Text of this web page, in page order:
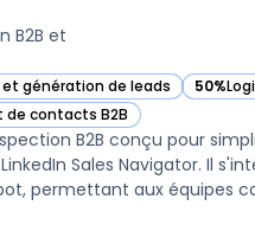
B2B et
génération de leads 50%
— voir
de contacts B2B
B2B conçu pour
Sales Navigator. Il